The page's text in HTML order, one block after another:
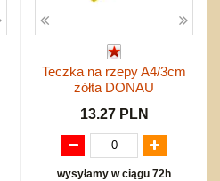
Teczka na rzepy A4/3cm
żółta DONAU
13.27 PLN
wysyłamy w ciągu 72h